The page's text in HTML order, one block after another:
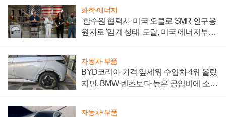
화학·에너지
'한수원 협력사' 미국 오클로 SMR 연구용
원자로 '임계 상태' 도달, 미국 에너지부
자동차·부품
BYD코리아 가격 앞세워 수입차 4위 올랐
지만, BMW·벤츠보다 높은 공임비에 소비
자동차·부품